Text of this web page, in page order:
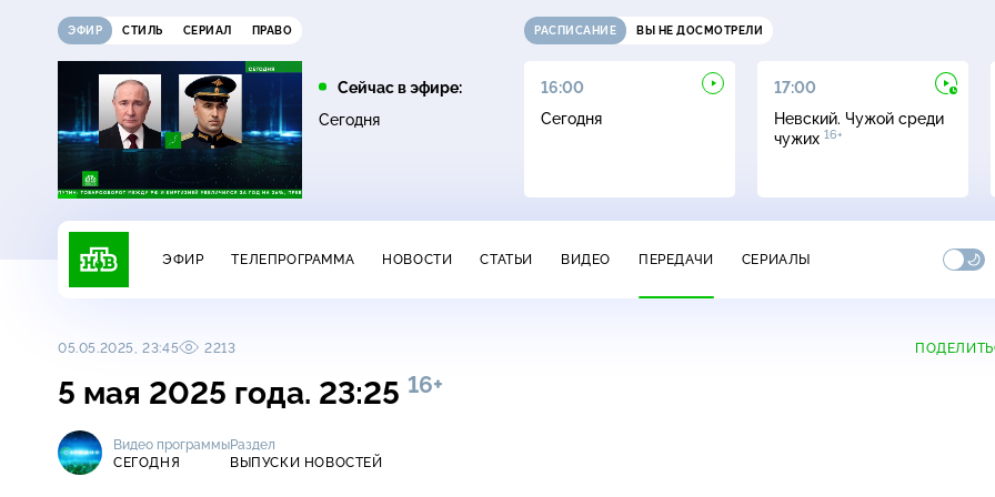
ЭФИР СТИЛЬ СЕРИАЛ ПРАВО
Сейчас в эфире:
Сегодня
РАСПИСАНИЕ ВЫ НЕ ДОСМОТРЕЛИ
13:00
Сегодня
13:45
Невский. Проверка на
16:00
Сегодня
17:00
Невский. Чужой среди
чужих 16+
ЭФИР ТЕЛЕПРОГРАММА НОВОСТИ СТАТЬИ ВИДЕО ПЕРЕДАЧИ СЕРИАЛЫ
05.05.2025, 23:45 2213
5 мая 2025 года. 23:25 16+
Видео программы
СЕГОДНЯ
Раздел
ВЫПУСКИ НОВОСТЕЙ